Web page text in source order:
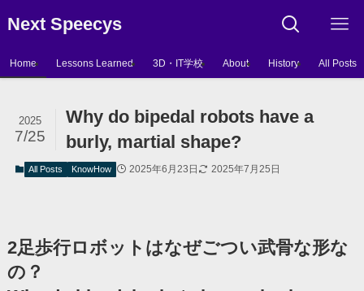
Next Speecys
Home Lessons Learned 3D・IT学校 About History All Posts
Why do bipedal robots have a
burly, martial shape?
2025
7/25
All Posts KnowHow 2025年6月23日 2025年7月25日
2足歩行ロボットはなぜごつい武骨な形な
の？